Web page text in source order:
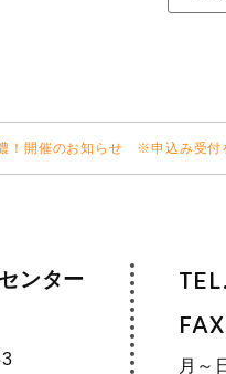
！開催のお知らせ ※申込み受付
ンター
月～